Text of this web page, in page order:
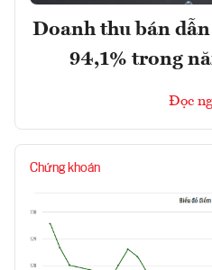
Doanh thu bán
94,1% trong
Đọc
Chứng khoán